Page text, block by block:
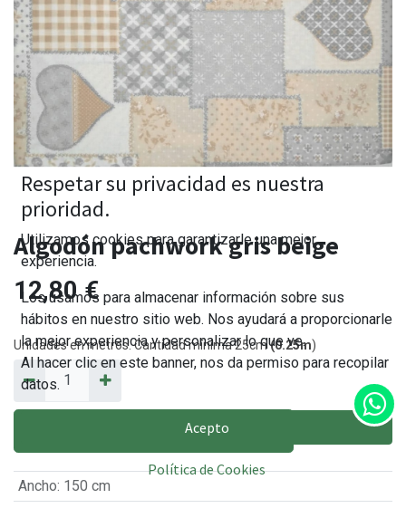
Algodón pachwork gris beige
12,80€
Unidades en metros. Cantidad mínima 25cm(0.25m)
AÑADIR AL CARRITO
Ancho: 150 cm
Respetar su privacidad es nuestra
prioridad.
Utilizamos cookies para garantizarle una mejor
experiencia.
Los usamos para almacenar información sobre sus
hábitos en nuestro sitio web. Nos ayudará a proporcionarle
la mejor experiencia y personalizar lo que ve.
Al hacer clic en este banner, nos da permiso para recopilar
datos.
Acepto
Política de Cookies